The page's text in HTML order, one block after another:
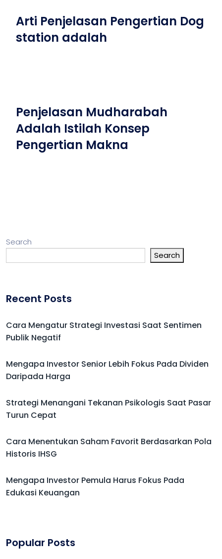
Arti Penjelasan Pengertian Dog
station adalah
Penjelasan Mudharabah
Adalah Istilah Konsep
Pengertian Makna
Search
Search
Recent Posts
Cara Mengatur Strategi Investasi Saat Sentimen
Publik Negatif
Mengapa Investor Senior Lebih Fokus Pada Dividen
Daripada Harga
Strategi Menangani Tekanan Psikologis Saat Pasar
Turun Cepat
Cara Menentukan Saham Favorit Berdasarkan Pola
Historis IHSG
Mengapa Investor Pemula Harus Fokus Pada
Edukasi Keuangan
Popular Posts